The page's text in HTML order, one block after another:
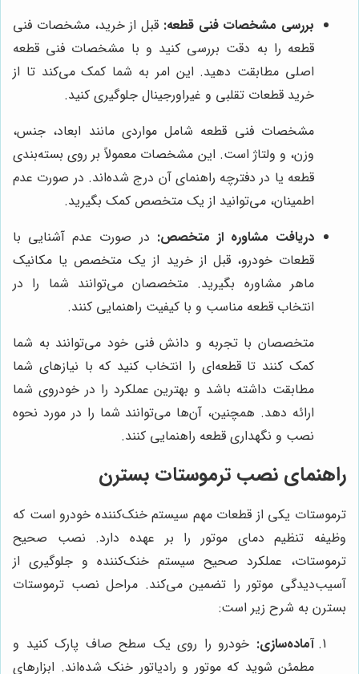
بررسی مشخصات فنی قطعه: قبل از خرید، مشخصات فنی
قطعه را به دقت بررسی کنید و با مشخصات فنی قطعه
اصلی مطابقت دهید. این امر به شما کمک می‌کند تا از
خرید قطعات تقلبی و غیراورجینال جلوگیری کنید.
مشخصات فنی قطعه شامل مواردی مانند ابعاد، جنس،
وزن، و ولتاژ است. این مشخصات معمولاً بر روی بسته‌بندی
قطعه یا در دفترچه راهنمای آن درج شده‌اند. در صورت عدم
اطمینان، می‌توانید از یک متخصص کمک بگیرید.
دریافت مشاوره از متخصص: در صورت عدم آشنایی با
قطعات خودرو، قبل از خرید از یک متخصص یا مکانیک
ماهر مشاوره بگیرید. متخصصان می‌توانند شما را در
انتخاب قطعه مناسب و با کیفیت راهنمایی کنند.
متخصصان با تجربه و دانش فنی خود می‌توانند به شما
کمک کنند تا قطعه‌ای را انتخاب کنید که با نیازهای شما
مطابقت داشته باشد و بهترین عملکرد را در خودروی شما
ارائه دهد. همچنین، آن‌ها می‌توانند شما را در مورد نحوه
نصب و نگهداری قطعه راهنمایی کنند.
راهنمای نصب ترموستات بسترن
ترموستات یکی از قطعات مهم سیستم خنک‌کننده خودرو است که
وظیفه تنظیم دمای موتور را بر عهده دارد. نصب صحیح
ترموستات، عملکرد صحیح سیستم خنک‌کننده و جلوگیری از
آسیب‌دیدگی موتور را تضمین می‌کند. مراحل نصب ترموستات
بسترن به شرح زیر است:
آماده‌سازی: خودرو را روی یک سطح صاف پارک کنید و
مطمئن شوید که موتور و رادیاتور خنک شده‌اند. ابزارهای